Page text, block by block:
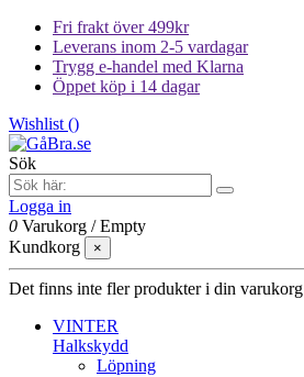
Fri frakt över 499kr
Leverans inom 2-5 vardagar
Trygg e-handel med Klarna
Öppet köp i 14 dagar
Wishlist ()
Sök
Logga in
0 Varukorg /Empty
Kundkorg
×
Det finns inte fler produkter i din varukorg
VINTER
Halkskydd
Löpning